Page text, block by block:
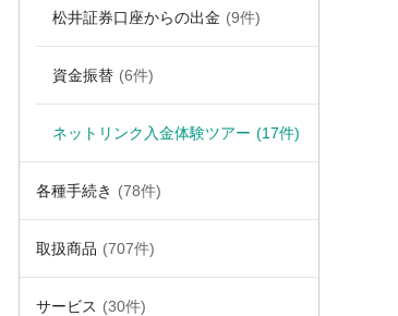
松井証券口座からの出金 (9件)
資金振替 (6件)
ネットリンク入金体験ツアー (17件)
各種手続き (78件)
取扱商品 (707件)
サービス (30件)